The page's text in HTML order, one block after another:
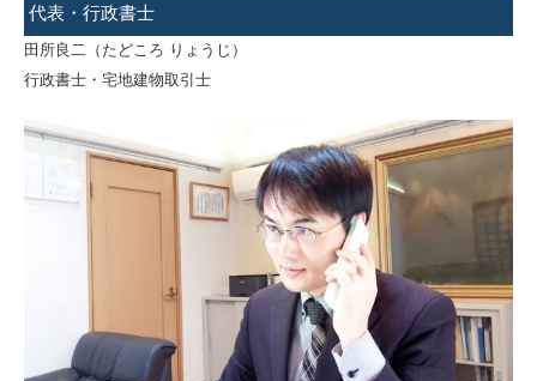
代表・行政書士
田所良二（たどころ りょうじ）
行政書士・宅地建物取引士